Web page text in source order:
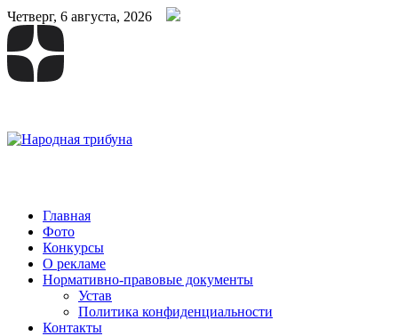
Четверг, 6 августа, 2026
Народная трибуна
Калининская районная газета
Главная
Фото
Конкурсы
О рекламе
Нормативно-правовые документы
Устав
Политика конфиденциальности
Контакты